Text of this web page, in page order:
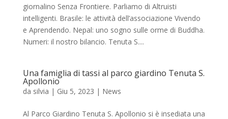
giornalino Senza Frontiere. Parliamo di Altruisti
intelligenti. Brasile: le attività dell’associazione Vivendo
e Aprendendo. Nepal: uno sogno sulle orme di Buddha.
Numeri: il nostro bilancio. Tenuta S....
Una famiglia di tassi al parco giardino Tenuta S.
Apollonio
da silvia | Giu 5, 2023 | News
Al Parco Giardino Tenuta S. Apollonio si è insediata una